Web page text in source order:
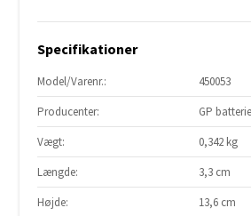
Specifikationer
Model/Varenr.:
450053
Producenter:
GP
Vægt:
0,342 kg
Længde:
3,3 cm
Højde:
13,6 cm